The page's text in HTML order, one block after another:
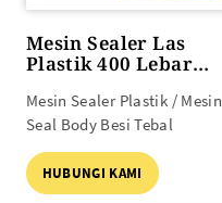
Mesin Sealer Las
Plastik 400 Lebar
Mesin Sealer Plastik / Mesin
Seal Body Besi Tebal
HUBUNGI KAMI